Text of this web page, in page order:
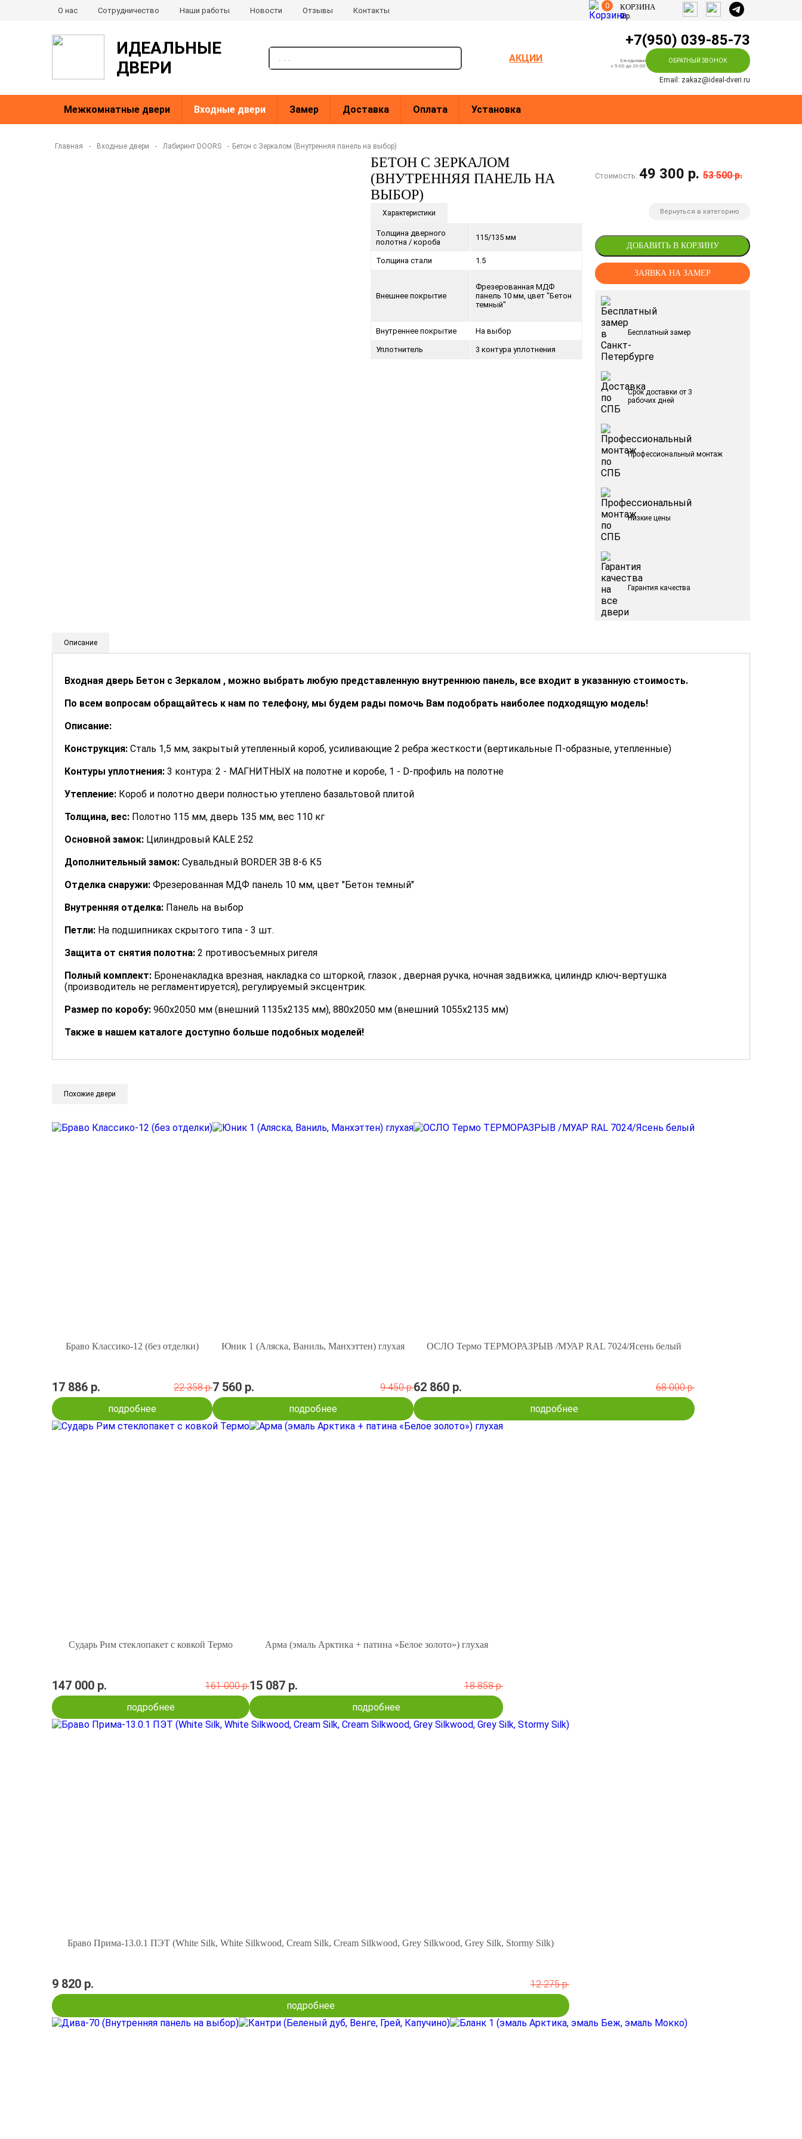
О нас Сотрудничество Наши работы Новости Отзывы Контакты
0 КОРЗИНА
0р.
ИДЕАЛЬНЫЕ
ДВЕРИ
поиск
АКЦИИ
+7(950) 039-85-73
Ежедневно
c 9:00 до 20:00
ОБРАТНЫЙ ЗВОНОК
Email: zakaz@ideal-dveri.ru
Межкомнатные двери Входные двери Замер Доставка Оплата Установка
Главная - Входные двери - Лабиринт DOORS - Бетон с Зеркалом (Внутренняя панель на выбор)
БЕТОН С ЗЕРКАЛОМ
(ВНУТРЕННЯЯ ПАНЕЛЬ НА
ВЫБОР)
Характеристики
Толщина дверного
полотна / короба
115/135 мм
Толщина стали 1.5
Внешнее покрытие
Фрезерованная МДФ
панель 10 мм, цвет "Бетон
темный"
Внутреннее покрытие На выбор
Уплотнитель 3 контура уплотнения
Стоимость: 49 300 р. 53 500 р.
Вернуться в категорию
ДОБАВИТЬ В КОРЗИНУ
ЗАЯВКА НА ЗАМЕР
Бесплатный замер
Срок доставки от 3
рабочих дней
Профессиональный монтаж
Низкие цены
Гарантия качества
Описание
Входная дверь Бетон с Зеркалом , можно выбрать любую представленную внутреннюю панель, все входит в указанную стоимость.
По всем вопросам обращайтесь к нам по телефону, мы будем рады помочь Вам подобрать наиболее подходящую модель!
Описание:
Конструкция: Сталь 1,5 мм, закрытый утепленный короб, усиливающие 2 ребра жесткости (вертикальные П-образные, утепленные)
Контуры уплотнения: 3 контура: 2 - МАГНИТНЫХ на полотне и коробе, 1 - D-профиль на полотне
Утепление: Короб и полотно двери полностью утеплено базальтовой плитой
Толщина, вес: Полотно 115 мм, дверь 135 мм, вес 110 кг
Основной замок: Цилиндровый KALE 252
Дополнительный замок: Сувальдный BORDER ЗВ 8-6 К5
Отделка снаружи: Фрезерованная МДФ панель 10 мм, цвет "Бетон темный"
Внутренняя отделка: Панель на выбор
Петли: На подшипниках скрытого типа - 3 шт.
Защита от снятия полотна: 2 противосъемных ригеля
Полный комплект: Броненакладка врезная, накладка со шторкой, глазок , дверная ручка, ночная задвижка, цилиндр ключ-вертушка
(производитель не регламентируется), регулируемый эксцентрик.
Размер по коробу: 960х2050 мм (внешний 1135х2135 мм), 880х2050 мм (внешний 1055х2135 мм)
Также в нашем каталоге доступно больше подобных моделей!
Похожие двери
Браво Классико-12 (без отделки)
17 886 р.
22 358 р.
подробнее
Юник 1 (Аляска, Ваниль, Манхэттен) глухая
7 560 р.
9 450 р.
подробнее
ОСЛО Термо ТЕРМОРАЗРЫВ /МУАР RAL 7024/Ясень белый
62 860 р.
68 000 р.
подробнее
Сударь Рим стеклопакет с ковкой Термо
147 000 р.
161 000 р.
подробнее
Арма (эмаль Арктика + патина «Белое золото») глухая
15 087 р.
18 858 р.
подробнее
Браво Прима-13.0.1 ПЭТ (White Silk, White Silkwood, Cream Silk, Cream Silkwood, Grey Silkwood, Grey Silk, Stormy Silk)
9 820 р.
12 275 р.
подробнее